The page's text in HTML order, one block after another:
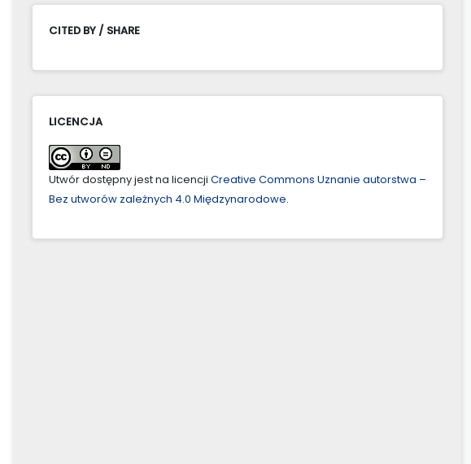
CITED BY / SHARE
LICENCJA
Utwór dostępny jest na licencji Creative Commons Uznanie autorstwa –
Bez utworów zależnych 4.0 Międzynarodowe.